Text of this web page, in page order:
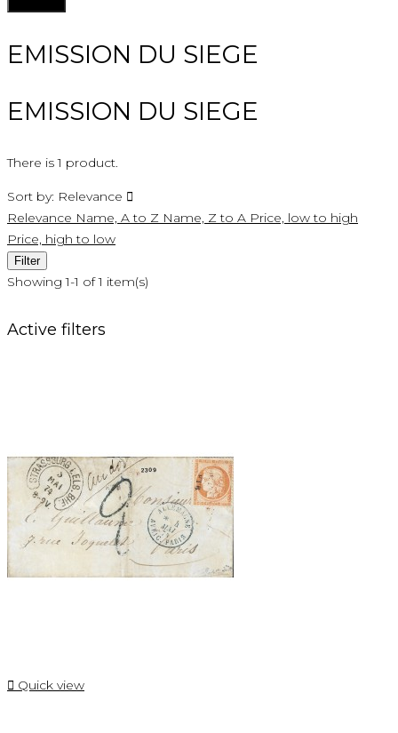
EMISSION DU SIEGE
EMISSION DU SIEGE
There is 1 product.
Sort by: Relevance 
Relevance Name, A to Z Name, Z to A Price, low to high
Price, high to low
Filter
Showing 1-1 of 1 item(s)
Active filters
 Quick view